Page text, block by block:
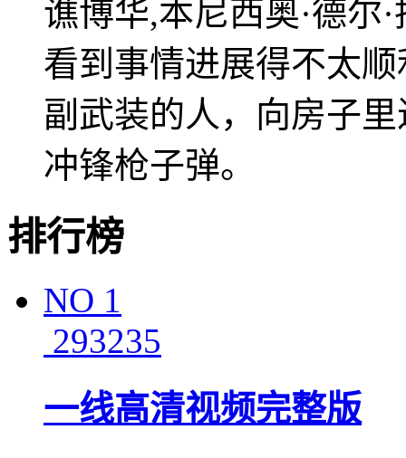
谯博华,本尼西奥·德尔·
看到事情进展得不太
副武装的人，向房子
冲锋枪子弹。
排行榜
NO 1
293235
一线高清视频完整版